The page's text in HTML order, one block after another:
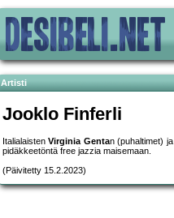
Artisti
Jooklo Finferli
ItalialaistenVirginia Gentan (puhaltimet) ja
pidäkkeetöntä free jazzia maisemaan.
(Päivitetty 15.2.2023)